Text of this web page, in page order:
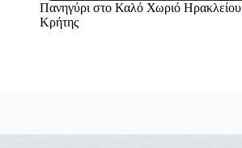
Πανηγύρι στο Καλό Χωριό Ηρακλείου
Κρήτης